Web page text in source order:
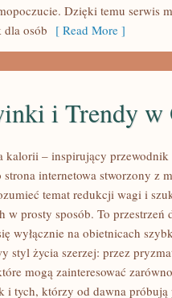
Dzięki temu serwis
dla osób [ Read More ]
i Trendy w
kalorii – inspirujący
internetowa stworzony z
temat redukcji wagi i
w prosty sposób. To
wyłącznie na obietnicach
styl życia szerzej: przez
mogą zainteresować
i tych, którzy od dawna